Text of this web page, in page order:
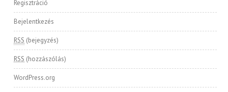
Regisztráció
Bejelentkezés
RSS (bejegyzés)
RSS (hozzászólás)
WordPress.org